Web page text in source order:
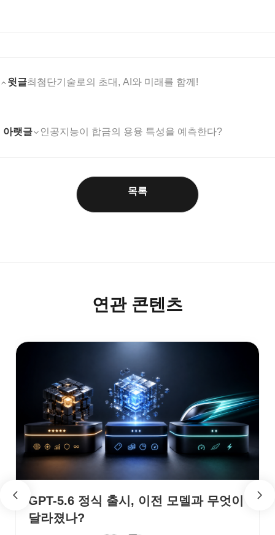
윗글최첨단기술로의 초대, AI와 미래를 함께!
인공지능이 합금의 용융 특성을 예측한다?
아랫글
목록
연관 콘텐츠
GPT-5.6 정식 출시, 이전 모델과 무엇이
달라졌나?